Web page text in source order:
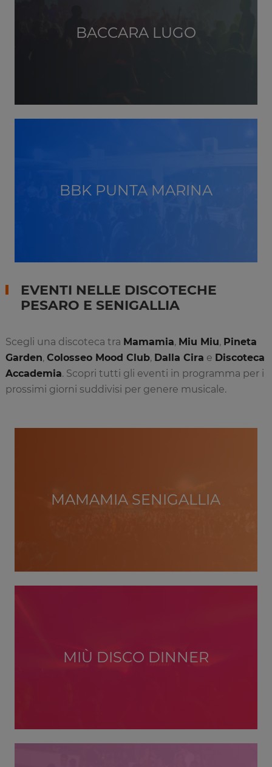
BACCARA LUGO
BBK PUNTA MARINA
EVENTI NELLE DISCOTECHE
PESARO E SENIGALLIA
Scegli una discoteca tra Mamamia, Miu Miu, Pineta
Garden, Colosseo Mood Club, Dalla Cira e Discoteca
Accademia. Scopri tutti gli eventi in programma per i
prossimi giorni suddivisi per genere musicale.
MAMAMIA SENIGALLIA
MIÙ DISCO DINNER